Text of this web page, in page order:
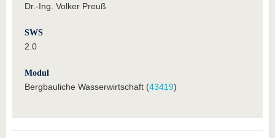
Dr.-Ing. Volker Preuß
SWS
2.0
Modul
Bergbauliche Wasserwirtschaft (43419)